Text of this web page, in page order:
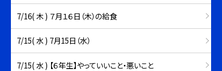
7/16( 木 ) ７月１６日（木）の給食
7/15( 水 ) 7月15日（水）
7/15( 水 ) 【６年生】やっていいこと・悪いこと